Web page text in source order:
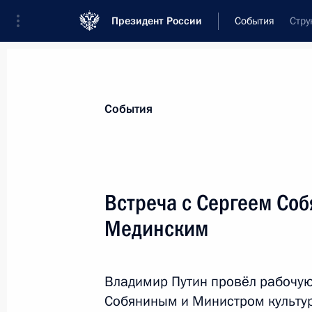
Президент России События
Новости
Послания Федеральному Собранию
Заявления по важнейшим вопросам
Речи и обращения
События
Встреча с Сергеем
Мединским
Владимир Путин провёл
Собяниным и Министром